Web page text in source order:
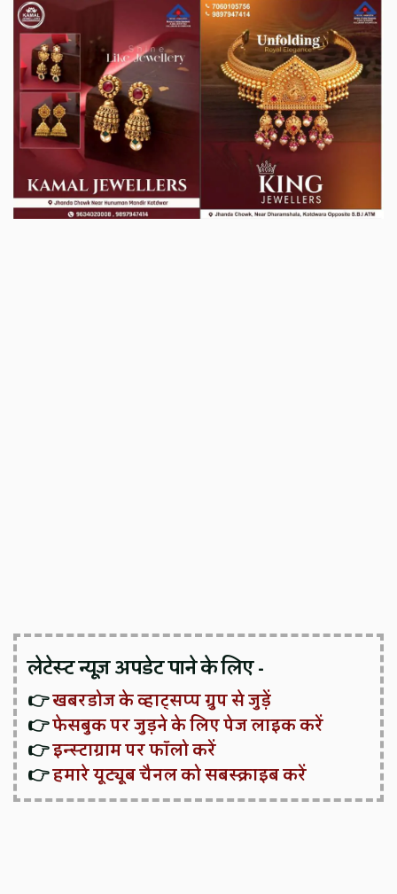
लेटेस्ट न्यूज़ अपडेट पाने के लिए -
👉खबरडोज के व्हाट्सप्प ग्रुप से जुड़ें
👉फेसबुक पर जुड़ने के लिए पेज लाइक करें
👉इन्स्टाग्राम पर फॉलो करें
👉हमारे यूट्यूब चैनल को सबस्क्राइब करें